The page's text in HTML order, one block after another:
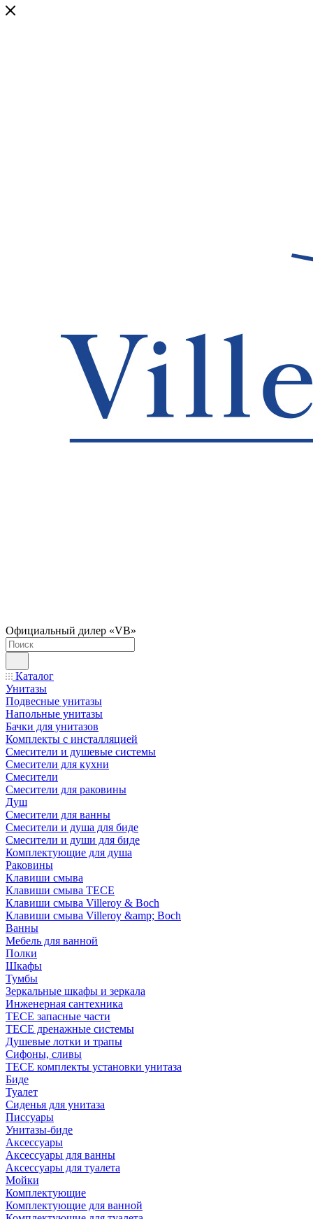
Официальный дилер «VB»
Каталог
Унитазы
Подвесные унитазы
Напольные унитазы
Бачки для унитазов
Комплекты с инсталляцией
Смесители и душевые системы
Смесители для кухни
Смесители
Смесители для раковины
Душ
Смесители для ванны
Смесители и душа для биде
Смесители и души для биде
Комплектующие для душа
Раковины
Клавиши смыва
Клавиши смыва TECE
Клавиши смыва Villeroy & Boch
Клавиши смыва Villeroy &amp; Boch
Ванны
Мебель для ванной
Полки
Шкафы
Тумбы
Зеркальные шкафы и зеркала
Инженерная сантехника
TECE запасные части
TECE дренажные системы
Душевые лотки и трапы
Сифоны, сливы
TECE комплекты установки унитаза
Биде
Туалет
Сиденья для унитаза
Писсуары
Унитазы-биде
Аксессуары
Аксессуары для ванны
Аксессуары для туалета
Мойки
Комплектующие
Комплектующие для ванной